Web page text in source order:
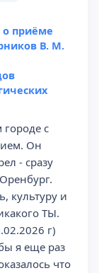
о приёме
В. М.
с
Он
- сразу
культуру и
ТЫ.
г)
я еще раз
что